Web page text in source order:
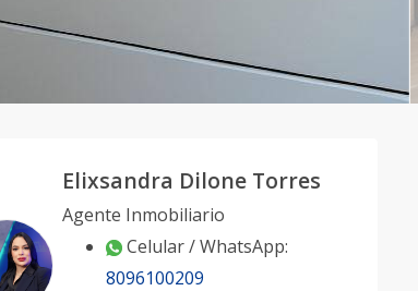
Elixsandra Dilone Torres
Agente Inmobiliario
Celular / WhatsApp:
8096100209